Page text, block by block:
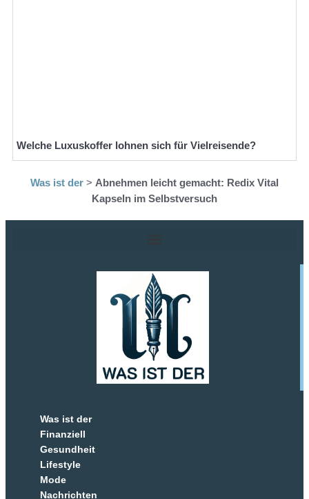
Welche Luxuskoffer lohnen sich für Vielreisende?
Was ist der > Abnehmen leicht gemacht: Redix Vital
Kapseln im Selbstversuch
Was ist der
Finanziell
Gesundheit
Lifestyle
Mode
Nachrichten